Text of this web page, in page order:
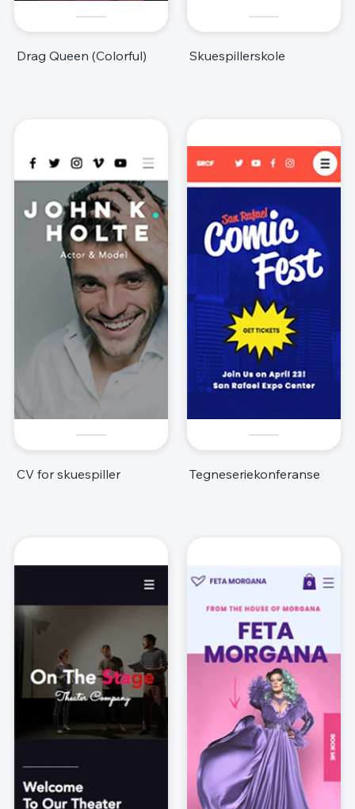
Drag Queen (Colorful) Skuespillerskole
CV for skuespiller Tegneseriekonferanse